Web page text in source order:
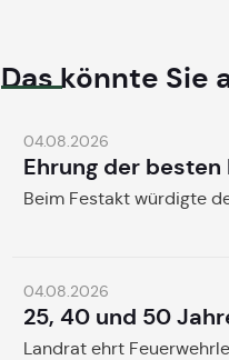
Das könnte Sie
04.08.2026
Ehrung der
Beim Festakt würdigte
04.08.2026
25, 40 und 50
Landrat ehrt